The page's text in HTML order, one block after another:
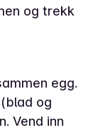
og trekk
egg.
og
Vend inn